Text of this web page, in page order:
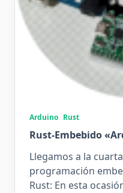
Arduino Rust
Rust-Embebido
Llegamos a la
programación
Rust: En esta